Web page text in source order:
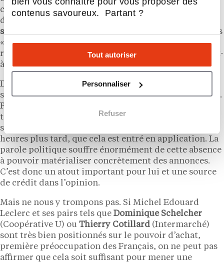
contenus savoureux. Partant ?
Tout autoriser
Personnaliser
Refuser
consommation, leurs arbitrages, les tendances qui se
dessinent, ce qui lui permet de
société françaiseau quotidien. Il revendique d’ailleurs
« d’être en permanence sur le carrelage », (en
référence au revêtement du sol de ses magasins), c’est-
à-dire au contact direct avec les consommateurs.
D’autre part, la fonction performative du langage est
son point fort, c’est-à-dire de pouvoir faire ce qu’il dit.
Par exemple, lorsqu’il annonce que dans deux jours,
tous ses magasins vont appliquer une baisse de prix
sur tel produit, tout un chacun peut constater, 48
heures plus tard, que cela est entré en application. La
parole politique souffre énormément de cette absence
à pouvoir matérialiser concrètement des annonces.
C’est donc un atout important pour lui et une source
de crédit dans l’opinion.
Mais ne nous y trompons pas. Si Michel Edouard
Leclerc et ses pairs tels que Dominique Schelcher
(Coopérative U) ou Thierry Cotillard (Intermarché)
sont très bien positionnés sur le pouvoir d’achat,
première préoccupation des Français, on ne peut pas
affirmer que cela soit suffisant pour mener une